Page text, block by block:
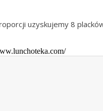
uzyskujemy 8